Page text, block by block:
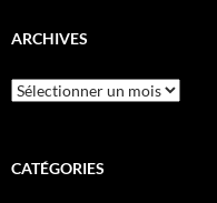
ARCHIVES
Archives
CATÉGORIES